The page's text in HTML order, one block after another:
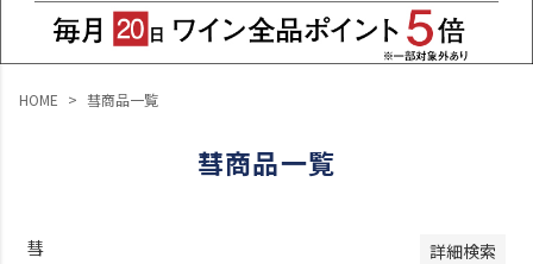
HOME 彗商品一覧
彗商品一覧
彗 詳細検索
登録順
価格が安い順
価格が高い順
優先度順
キーワードヒット順